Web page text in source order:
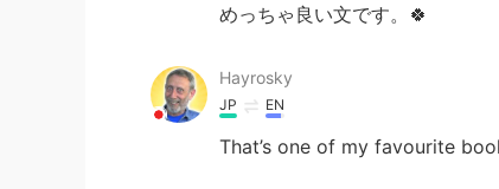
めっちゃ良い文です。🍀
Hayrosky
JP EN
That’s one of my favourite